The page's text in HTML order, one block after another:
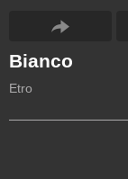
Bianco
Etro